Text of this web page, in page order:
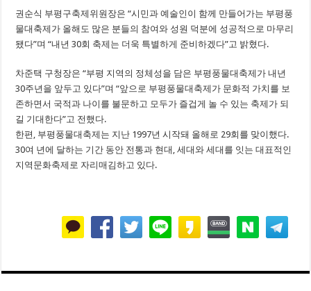
권순식 부평구축제위원장은 “시민과 예술인이 함께 만들어가는 부평풍
물대축제가 올해도 많은 분들의 참여와 성원 덕분에 성공적으로 마무리
됐다”며 “내년 30회 축제는 더욱 특별하게 준비하겠다”고 밝혔다.
차준택 구청장은 “부평 지역의 정체성을 담은 부평풍물대축제가 내년
30주년을 앞두고 있다”며 “앞으로 부평풍물대축제가 문화적 가치를 보
존하면서 국적과 나이를 불문하고 모두가 즐겁게 놀 수 있는 축제가 되
길 기대한다”고 전했다.
한편, 부평풍물대축제는 지난 1997년 시작돼 올해로 29회를 맞이했다.
30여 년에 달하는 기간 동안 전통과 현대, 세대와 세대를 잇는 대표적인
지역문화축제로 자리매김하고 있다.